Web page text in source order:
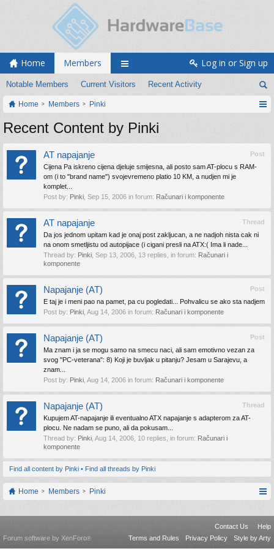
Home Members
Notable Members Current Visitors Recent Activity
Log in or Sign up
Home Members Pinki
Recent Content by Pinki
Post
AT napajanje
Cijena Pa iskreno cijena djeluje smijesna, ali posto sam AT-plocu s RAM-
om (i to "brand name") svojevremeno platio 10 KM, a nudjen mi je
komplet...
Post by: Pinki Sep 15, 2006 in forum: Računari i komponente
Thread
AT napajanje
Da jos jednom upitam kad je onaj post zakljucan, a ne nadjoh nista cak ni
na onom smetljistu od autopijace (i cigani presli na ATX:( Ima li nade...
Thread by: Pinki Sep 13, 2006 , 13 replies, in forum: Računari i
komponente
Post
Napajanje (AT)
E taj je i meni pao na pamet, pa cu pogledati... Pohvalicu se ako sta nadjem
Post by: Pinki Aug 14, 2006 in forum: Računari i komponente
Post
Napajanje (AT)
Ma znam i ja se mogu samo na smecu naci, ali sam emotivno vezan za
svog "PC-veterana": 8) Koji je buvljak u pitanju? Jesam u Sarajevu, a
znam...
Post by: Pinki Aug 14, 2006 in forum: Računari i komponente
Thread
Napajanje (AT)
Kupujem AT-napajanje ili eventualno ATX napajanje s adapterom za AT-
plocu. Ne nadam se puno, ali da pokusam...
Thread by: Pinki Aug 14, 2006 , 10 replies, in forum: Računari i
komponente
Find all content by Pinki Find all threads by Pinki
Home Members Pinki
Contact Us
Help
Terms and Rules
Privacy Policy Style by Arty
Forum software by XenForo®